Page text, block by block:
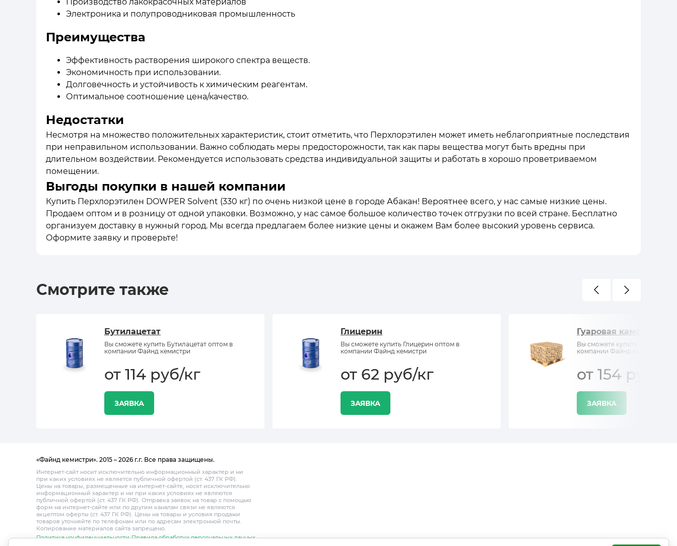
Электроника и полупроводниковая промышленность
Преимущества
Эффективность растворения широкого спектра веществ.
Экономичность при использовании.
Долговечность и устойчивость к химическим реагентам.
Оптимальное соотношение цена/качество.
Недостатки
Несмотря на множество положительных характеристик, стоит отметить, что Перхлорэтилен может иметь неблагоприятные последствия
при неправильном использовании. Важно соблюдать меры предосторожности, так как пары вещества могут быть вредны при
длительном воздействии. Рекомендуется использовать средства индивидуальной защиты и работать в хорошо проветриваемом
помещении.
Выгоды покупки в нашей компании
Купить Перхлорэтилен DOWPER Solvent (330 кг) по очень низкой цене в городе Абакан! Вероятнее всего, у нас самые низкие цены.
Продаем оптом и в розницу от одной упаковки. Возможно, у нас самое большое количество точек отгрузки по всей стране. Бесплатно
организуем доставку в нужный город. Мы всегда предлагаем более низкие цены и окажем Вам более высокий уровень сервиса.
Оформите заявку и проверьте!
Смотрите также
Бутилацетат
Вы сможете купить Бутилацетат оптом в
компании Файнд кемистри
от 114 руб/кг
ЗАЯВКА
Глицерин
Вы сможете купить Глицерин оптом в
компании Файнд кемистри
от 62 руб/кг
ЗАЯВКА
Гуаровая камедь
Вы сможете купить Гуаровая
компании Файнд кемистри
от 154 руб/кг
ЗАЯВКА
«Файнд кемистри». 2015 – 2026 г.г. Все права защищены.
Интернет-сайт носит исключительно информационный характер и ни
при каких условиях не является публичной офертой (ст. 437 ГК РФ).
Цены на товары, размещенные на интернет-сайте, носят исключительно
информационный характер и ни при каких условиях не являются
публичной офертой (ст. 437 ГК РФ). Отправка заявок на товар с помощью
форм на интернет-сайте или по другим каналам связи не являются
акцептом оферты (ст. 437 ГК РФ). Цены на товары и условия продажи
товаров уточняйте по телефонам или по адресам электронной почты.
Копирование материалов сайта запрещено.
Политика конфиденциальности Правила обработки персональных данных